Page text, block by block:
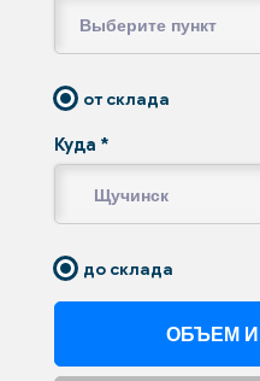
от склада
Куда *
до склада
ОБЪЕМ И